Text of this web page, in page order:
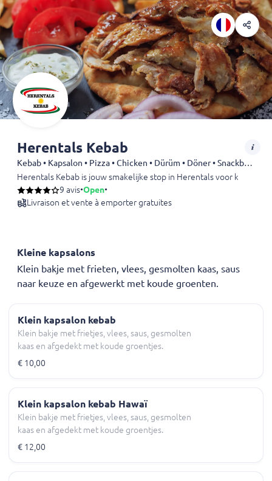
Herentals Kebab
Kebab • Kapsalon • Pizza • Chicken • Dürüm • Döner • Snackbar • Sandwiches • Shoarma
Herentals Kebab is jouw smakelijke stop in Herentals voor
9 avis•Open•
Livraison et vente à emporter gratuites
Kleine kapsalons
Klein bakje met frieten, vlees, gesmolten kaas, saus
naar keuze en afgewerkt met koude groenten.
Klein kapsalon kebab
Klein bakje met frietjes, vlees, saus, gesmolten
kaas en afgedekt met koude groentjes.
€ 10,00
Klein kapsalon kebab Hawaï
Klein bakje met frietjes, vlees, saus, gesmolten
kaas en afgedekt met koude groentjes.
€ 12,00